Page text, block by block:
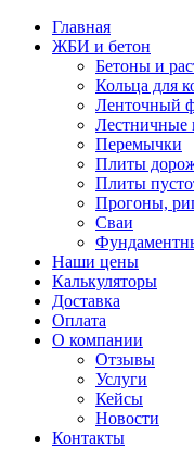
Главная
ЖБИ и бетон
Бетоны и
Кольца для
Ленточный
Лестничные
Перемычки
Плиты
Плиты
Прогоны,
Сваи
Наши цены
Калькуляторы
Доставка
Оплата
О компании
Отзывы
Услуги
Кейсы
Новости
Контакты